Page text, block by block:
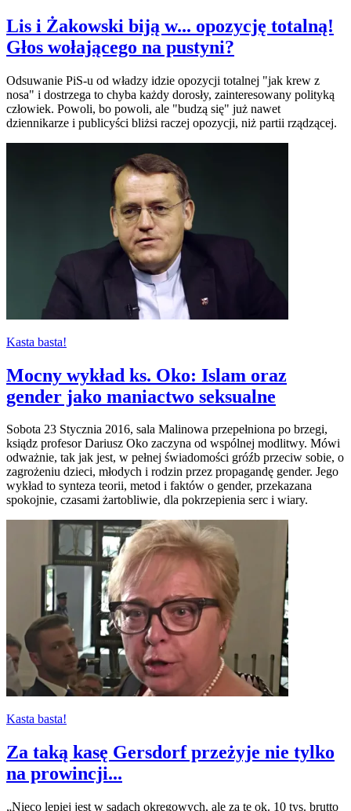
Lis i Żakowski biją w... opozycję totalną!
Głos wołającego na pustyni?
Odsuwanie PiS-u od władzy idzie opozycji totalnej "jak krew z
nosa" i dostrzega to chyba każdy dorosły, zainteresowany polityką
człowiek. Powoli, bo powoli, ale "budzą się" już nawet
dziennikarze i publicyści bliżsi raczej opozycji, niż partii rządzącej.
Kasta basta!
Mocny wykład ks. Oko: Islam oraz
gender jako maniactwo seksualne
Sobota 23 Stycznia 2016, sala Malinowa przepełniona po brzegi,
ksiądz profesor Dariusz Oko zaczyna od wspólnej modlitwy. Mówi
odważnie, tak jak jest, w pełnej świadomości gróźb przeciw sobie, o
zagrożeniu dzieci, młodych i rodzin przez propagandę gender. Jego
wykład to synteza teorii, metod i faktów o gender, przekazana
spokojnie, czasami żartobliwie, dla pokrzepienia serc i wiary.
Kasta basta!
Za taką kasę Gersdorf przeżyje nie tylko
na prowincji...
„Nieco lepiej jest w sądach okręgowych, ale za te ok. 10 tys. brutto